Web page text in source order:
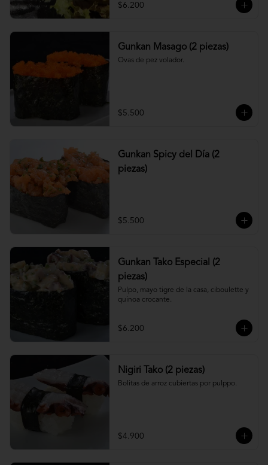
$6.200
Gunkan Masago (2 piezas)
Ovas de pez volador.
$5.500
Gunkan Spicy del Día (2
piezas)
$5.500
Gunkan Tako Especial (2
piezas)
Pulpo, mayo tigre de la casa, ciboulette y
quinoa crocante.
$6.200
Nigiri Tako (2 piezas)
Bolitas de arroz cubiertas por pulppo.
$4.900